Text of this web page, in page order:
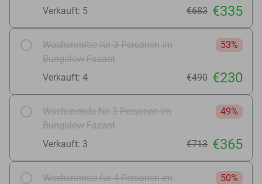
Verkauft: 5 €683 €335
Wochenmitte für 3 Personen im
Bungalow Fazant
53%
Verkauft: 4 €490 €230
Wochenende für 3 Personen im
Bungalow Fazant
49%
Verkauft: 3 €713 €365
Wochenmitte für 4 Personen im
50%